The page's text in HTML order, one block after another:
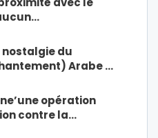
nostalgie du
Arabe …
opération
contre la…